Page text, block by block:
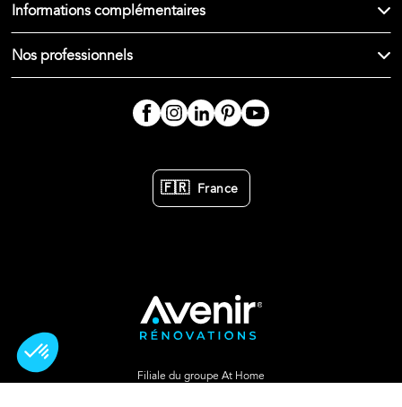
Informations complémentaires
Nos professionnels
🇫🇷 France
Filiale du groupe At Home